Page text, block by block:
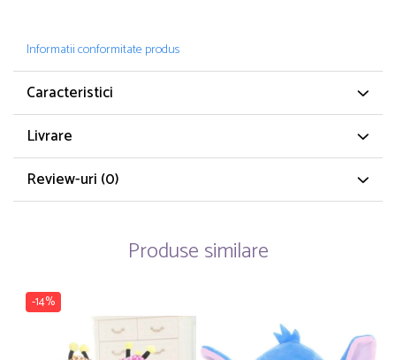
Informatii conformitate produs
Caracteristici
Livrare
Review-uri (0)
Produse similare
-14%